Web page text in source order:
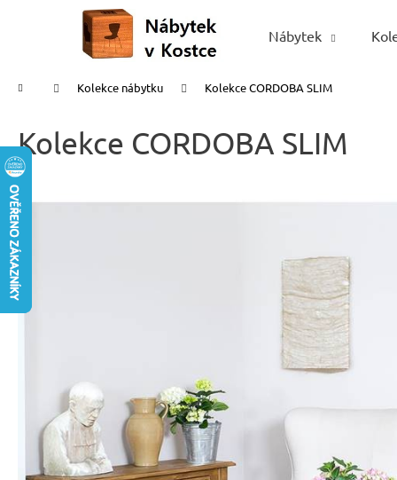
Nábytek
Domů Kolekce nábytku Kolekce CORDOBA SLIM
Kolekce CORDOBA SLIM
Zpět
obchodu
Zpět
obchodu
RUSTIKÁLNÍ ŽIDLE SWEET HOME SIL25
2 601 Kč
Původně: 2 890 Kč